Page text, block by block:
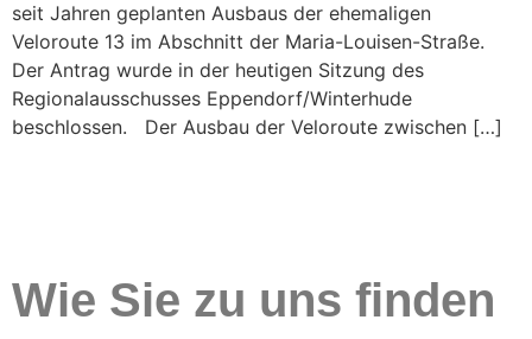
seit Jahren geplanten Ausbaus der ehemaligen
Veloroute 13 im Abschnitt der Maria-Louisen-Straße.
Der Antrag wurde in der heutigen Sitzung des
Regionalausschusses Eppendorf/Winterhude
beschlossen. Der Ausbau der Veloroute zwischen […]
Wie Sie zu uns finden